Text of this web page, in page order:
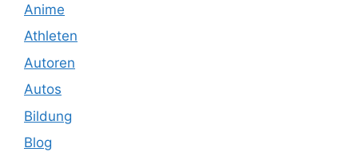
Anime
Athleten
Autoren
Autos
Bildung
Blog